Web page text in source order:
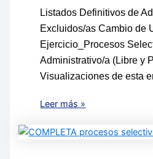
Listados Definitivos de
Excluidos/as Cambio de
Ejercicio_Procesos
Administrativo/a (Libre y
Visualizaciones de esta
Leer más »